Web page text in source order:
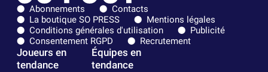
Abonnements
Contacts
La boutique SO PRESS
Mentions légales
Conditions générales d'utilisation
Publicité
Consentement RGPD
Recrutement
Joueurs en
tendance
Équipes en
tendance